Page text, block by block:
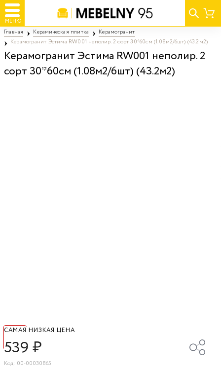
МЕНЮ
Главная Керамическая плитка
Керамогранит
Керамогранит Эстима RW001 неполир. 2 сорт 30*60см (1.08м2/6шт) (43.2м2)
Керамогранит Эстима RW001 неполир. 2
сорт 30*60см (1.08м2/6шт) (43.2м2)
САМАЯ НИЗКАЯ ЦЕНА
539₽
Код: 00-00030865